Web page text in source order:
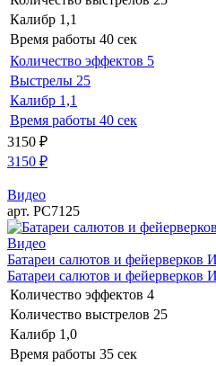
Калибр 1,1
Время работы 40 сек
Количество эффектов 5
Выстрелы 25
Калибр 1,1
Время работы 40 сек
3150 ₽
3150 ₽
Видео
арт. РС7125
Видео
Батареи салютов и
Батареи салютов и
Количество эффектов 4
Количество выстрелов 25
Калибр 1,0
Время работы 35 сек